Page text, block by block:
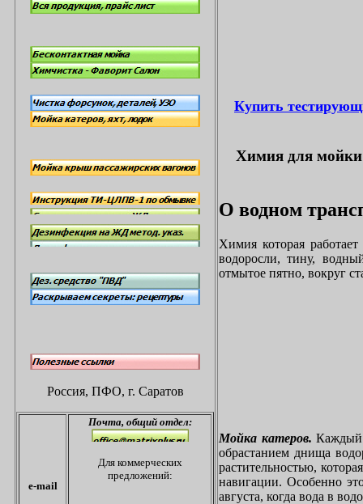
Россия, ПФО, г. Саратов
e-mail
Почта, общий отдел:
Для коммерческих
предложений:
Купить
Химия для мойки
О водном
Химия которая
водоросли, тину,
отмытое пятно, вокруг
Мойка катеров. Каждый
обрастанием днища
растительностью,
навигации. Особенно
августа, когда вода в